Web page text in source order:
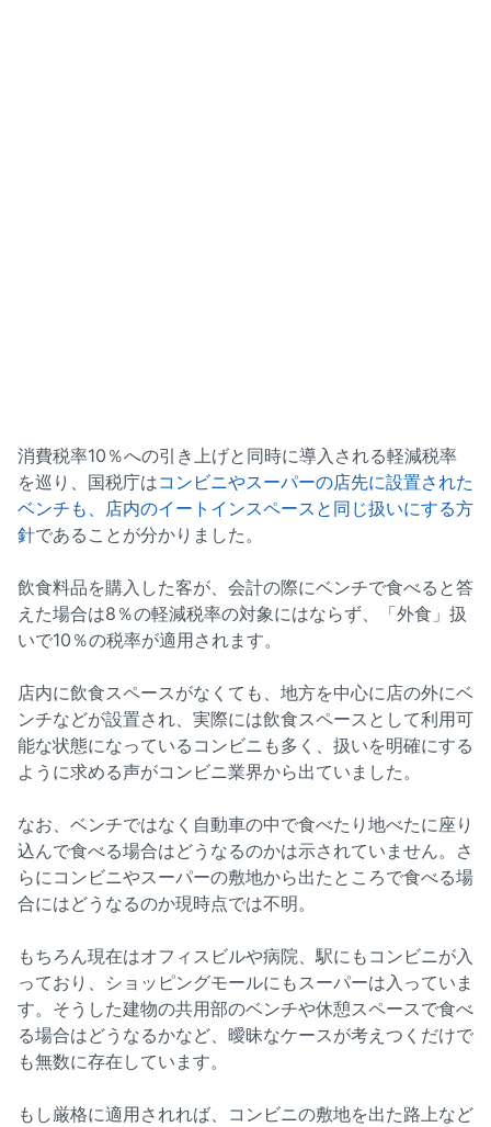
消費税率10％への引き上げと同時に導入される軽減税率
を巡り、国税庁はコンビニやスーパーの店先に設置された
ベンチも、店内のイートインスペースと同じ扱いにする方
針であることが分かりました。
飲食料品を購入した客が、会計の際にベンチで食べると答
えた場合は8％の軽減税率の対象にはならず、「外食」扱
いで10％の税率が適用されます。
店内に飲食スペースがなくても、地方を中心に店の外にベ
ンチなどが設置され、実際には飲食スペースとして利用可
能な状態になっているコンビニも多く、扱いを明確にする
ように求める声がコンビニ業界から出ていました。
なお、ベンチではなく自動車の中で食べたり地べたに座り
込んで食べる場合はどうなるのかは示されていません。さ
らにコンビニやスーパーの敷地から出たところで食べる場
合にはどうなるのか現時点では不明。
もちろん現在はオフィスビルや病院、駅にもコンビニが入
っており、ショッピングモールにもスーパーは入っていま
す。そうした建物の共用部のベンチや休憩スペースで食べ
る場合はどうなるかなど、曖昧なケースが考えつくだけで
も無数に存在しています。
もし厳格に適用されれば、コンビニの敷地を出た路上など